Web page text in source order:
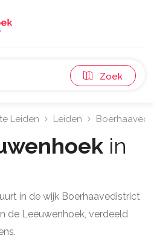
Zoek
Leiden Leiden
in
in de wijk Boerhaavedistrict
de Leeuwenhoek, verdeeld